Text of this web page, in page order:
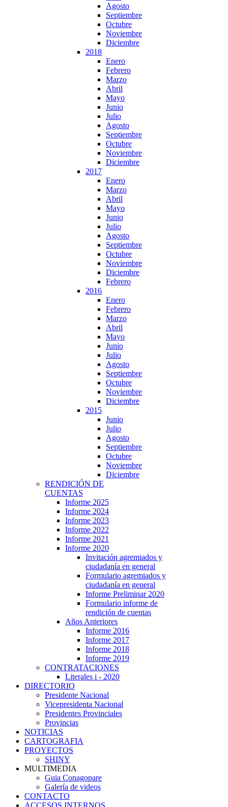
Agosto
Septiembre
Octubre
Noviembre
Diciembre
2018
Enero
Febrero
Marzo
Abril
Mayo
Junio
Julio
Agosto
Septiembre
Octubre
Noviembre
Diciembre
2017
Enero
Marzo
Abril
Mayo
Junio
Julio
Agosto
Septiembre
Octubre
Noviembre
Diciembre
Febrero
2016
Enero
Febrero
Marzo
Abril
Mayo
Junio
Julio
Agosto
Septiembre
Octubre
Noviembre
Diciembre
2015
Junio
Julio
Agosto
Septiembre
Octubre
Noviembre
Diciembre
RENDICIÓN DE
CUENTAS
Informe 2025
Informe 2024
Informe 2023
Informe 2022
Informe 2021
Informe 2020
Invitación agremiados y
ciudadanía en general
Formulario agremiados y
ciudadanía en general
Informe Preliminar 2020
Formulario informe de
rendición de cuentas
Años Anteriores
Informe 2016
Informe 2017
Informe 2018
Informe 2019
CONTRATACIONES
Literales i - 2020
DIRECTORIO
Presidente Nacional
Vicepresidenta Nacional
Presidentes Provinciales
Provincias
NOTICIAS
CARTOGRAFIA
PROYECTOS
SHINY
MULTIMEDIA
Guia Conagopare
Galería de videos
CONTACTO
ACCESOS INTERNOS